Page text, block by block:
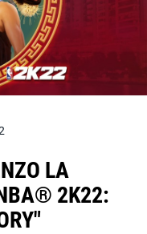
LA
2K22: